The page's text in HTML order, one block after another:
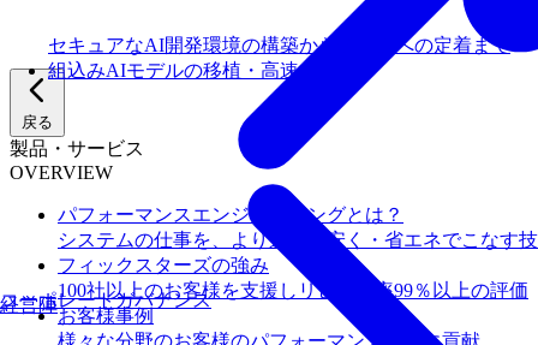
戻る
製品・サービス
OVERVIEW
パフォーマンスエンジニアリングとは？
システムの仕事を、より速く・安く・省エネでこなす
フィックスターズの​強み
100社以上のお客様を支援しリピート率99％以上の評価
お客様事例
様々な分野のお客様のパフォーマンス向上に貢献
経営陣
セキュアなAI開発環境の構築からチームへの定着まで
組込みAIモデルの移植・高速化
コーポレートガバナンス